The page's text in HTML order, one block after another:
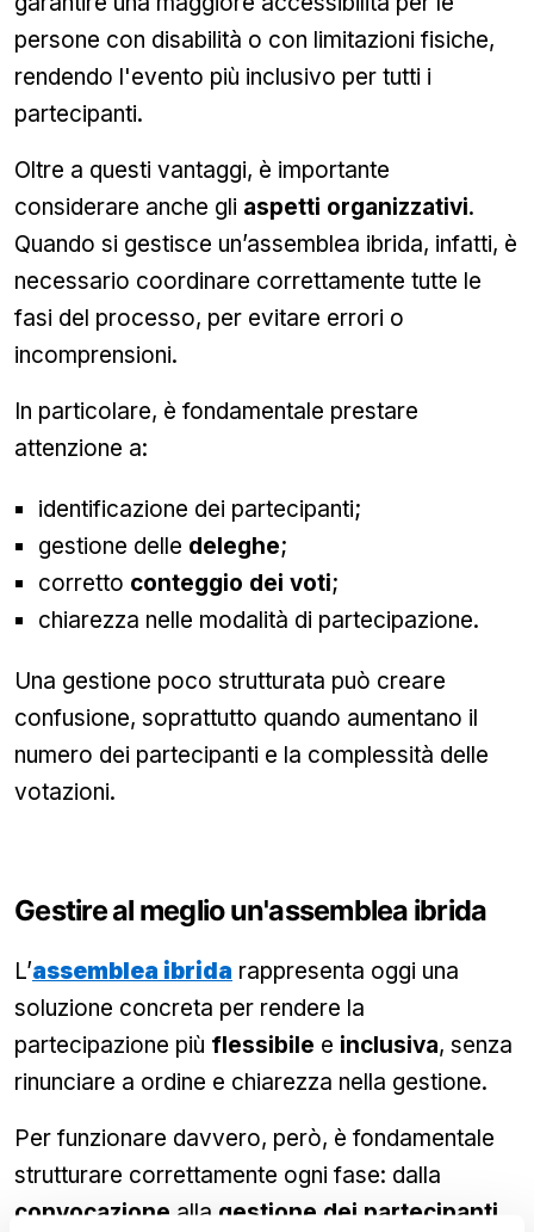
persone con disabilità o con limitazioni fisiche,
rendendo l'evento più inclusivo per tutti i
partecipanti.
Oltre a questi vantaggi, è importante
considerare anche gli aspetti organizzativi.
Quando si gestisce un’assemblea ibrida, infatti, è
necessario coordinare correttamente tutte le
fasi del processo, per evitare errori o
incomprensioni.
In particolare, è fondamentale prestare
attenzione a:
identificazione dei partecipanti;
gestione delle deleghe;
corretto conteggio dei voti;
chiarezza nelle modalità di partecipazione.
Una gestione poco strutturata può creare
confusione, soprattutto quando aumentano il
numero dei partecipanti e la complessità delle
votazioni.
Gestire al meglio un'assemblea ibrida
L’assemblea ibrida rappresenta oggi una
soluzione concreta per rendere la
partecipazione più flessibile e inclusiva, senza
rinunciare a ordine e chiarezza nella gestione.
Per funzionare davvero, però, è fondamentale
strutturare correttamente ogni fase: dalla
convocazione alla gestione dei partecipanti